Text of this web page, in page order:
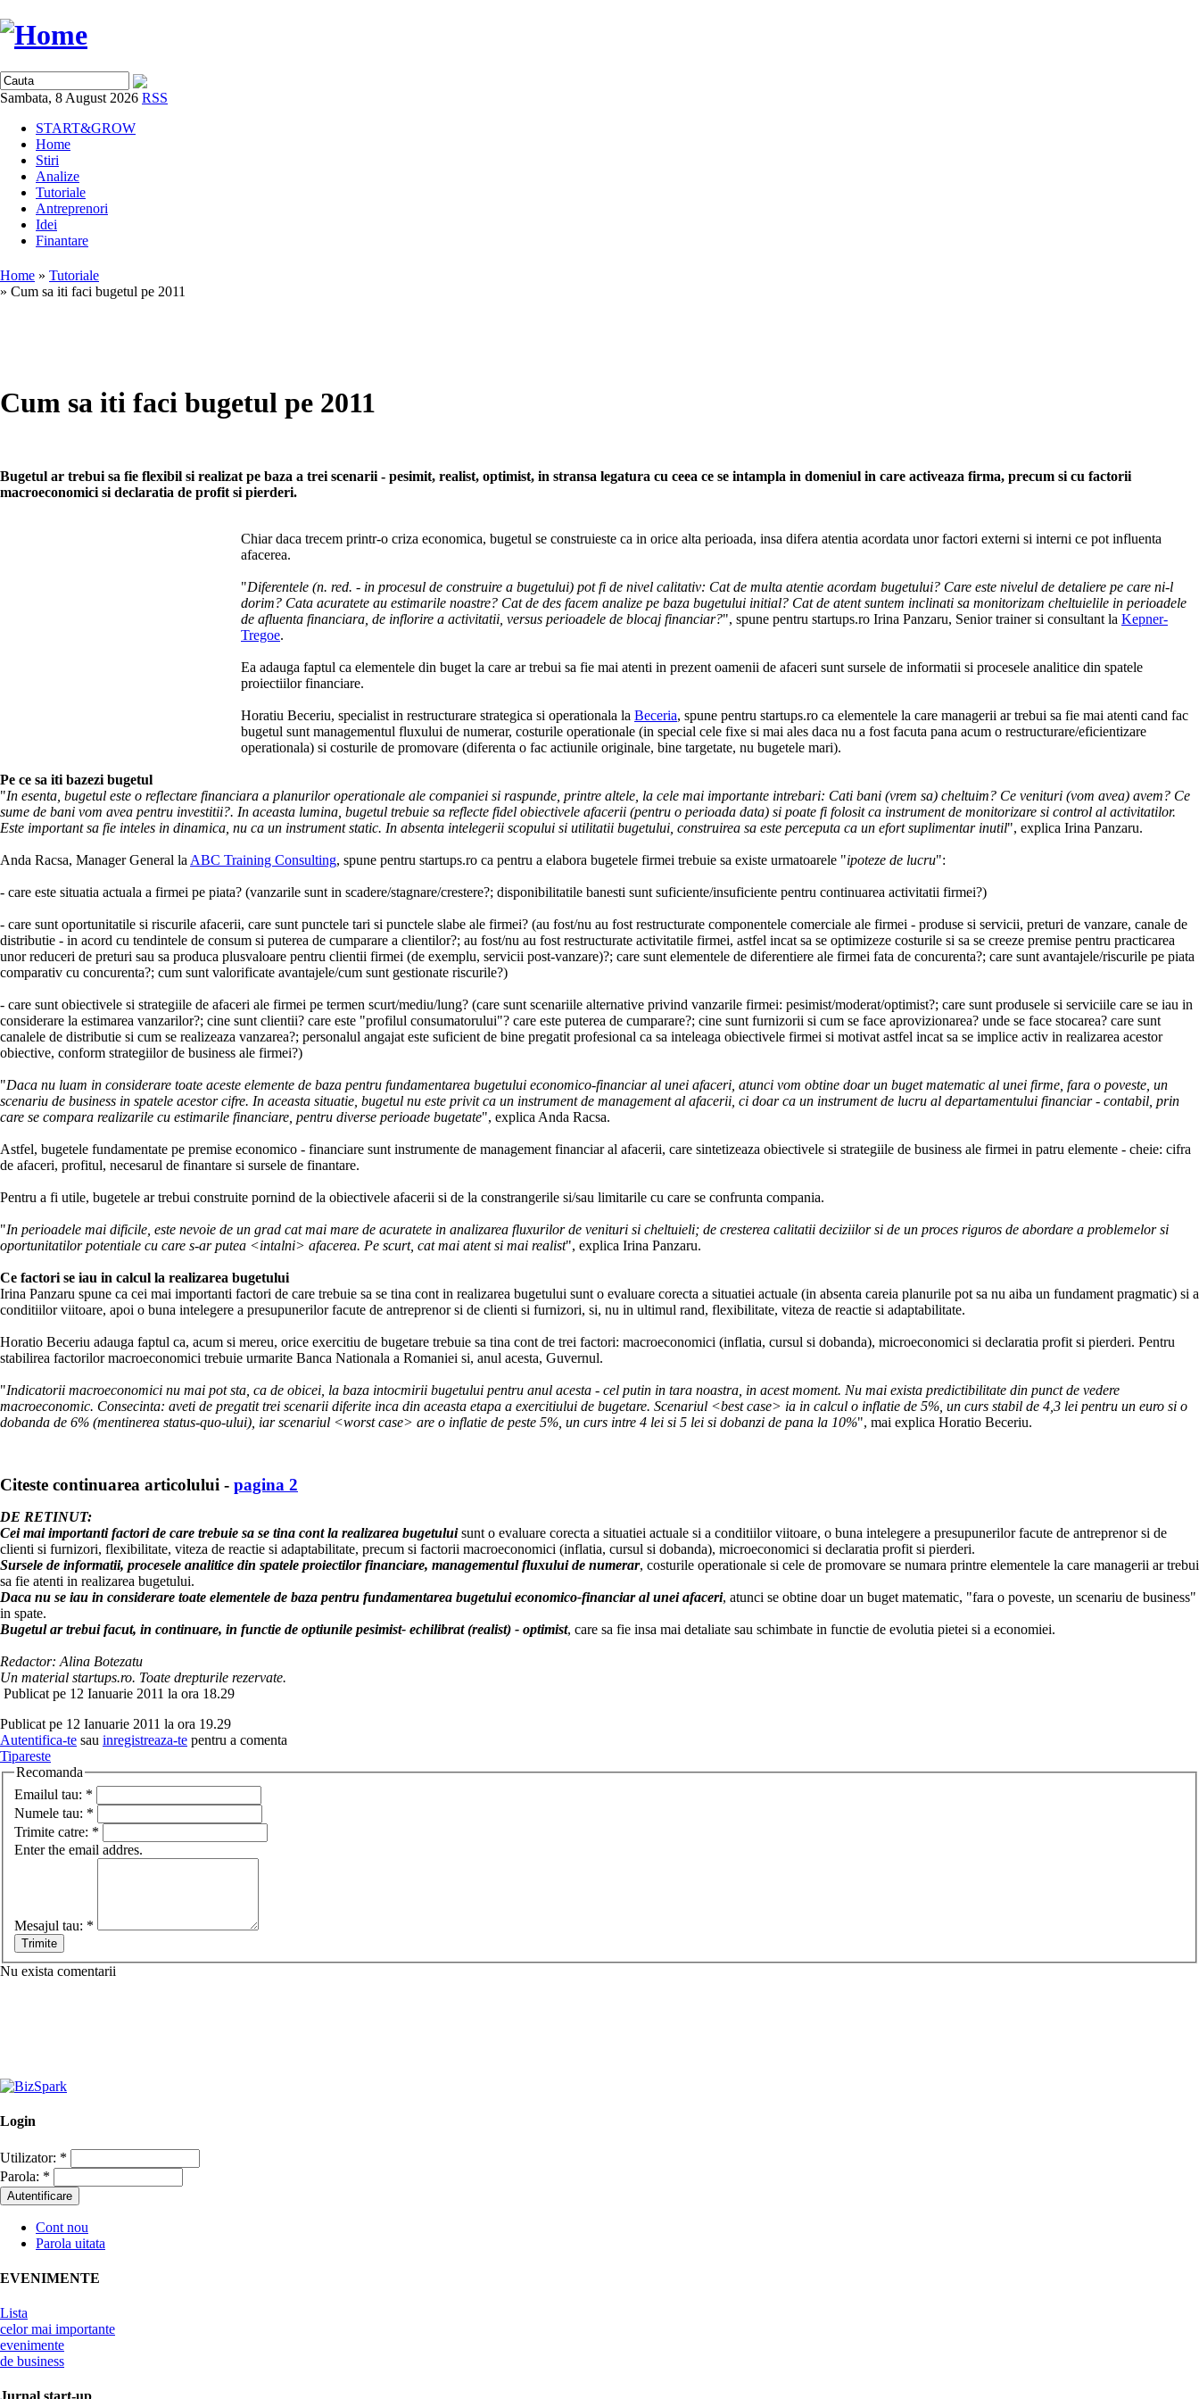
Sambata, 8 August 2026 RSS
START&GROW
Home
Stiri
Analize
Tutoriale
Antreprenori
Idei
Finantare
Home » Tutoriale
» Cum sa iti faci bugetul pe 2011
Cum sa iti faci bugetul pe 2011
Bugetul ar trebui sa fie flexibil si realizat pe baza a trei scenarii - pesimit, realist, optimist, in stransa legatura cu ceea ce se intampla in domeniul in care activeaza firma, precum si cu factorii
macroeconomici si declaratia de profit si pierderi.
Chiar daca trecem printr-o criza economica, bugetul se construieste ca in orice alta perioada, insa difera atentia acordata unor factori externi si interni ce pot influenta
afacerea.
"Diferentele (n. red. - in procesul de construire a bugetului) pot fi de nivel calitativ: Cat de multa atentie acordam bugetului? Care este nivelul de detaliere pe care ni-l
dorim? Cata acuratete au estimarile noastre? Cat de des facem analize pe baza bugetului initial? Cat de atent suntem inclinati sa monitorizam cheltuielile in perioadele
de afluenta financiara, de inflorire a activitatii, versus perioadele de blocaj financiar?", spune pentru startups.ro Irina Panzaru, Senior trainer si consultant la Kepner-
Tregoe.
Ea adauga faptul ca elementele din buget la care ar trebui sa fie mai atenti in prezent oamenii de afaceri sunt sursele de informatii si procesele analitice din spatele
proiectiilor financiare.
Horatiu Beceriu, specialist in restructurare strategica si operationala la Beceria, spune pentru startups.ro ca elementele la care managerii ar trebui sa fie mai atenti cand fac
bugetul sunt managementul fluxului de numerar, costurile operationale (in special cele fixe si mai ales daca nu a fost facuta pana acum o restructurare/eficientizare
operationala) si costurile de promovare (diferenta o fac actiunile originale, bine targetate, nu bugetele mari).
Pe ce sa iti bazezi bugetul
"In esenta, bugetul este o reflectare financiara a planurilor operationale ale companiei si raspunde, printre altele, la cele mai importante intrebari: Cati bani (vrem sa) cheltuim? Ce venituri (vom avea) avem? Ce
sume de bani vom avea pentru investitii?. In aceasta lumina, bugetul trebuie sa reflecte fidel obiectivele afacerii (pentru o perioada data) si poate fi folosit ca instrument de monitorizare si control al activitatilor.
Este important sa fie inteles in dinamica, nu ca un instrument static. In absenta intelegerii scopului si utilitatii bugetului, construirea sa este perceputa ca un efort suplimentar inutil", explica Irina Panzaru.
Anda Racsa, Manager General la ABC Training Consulting, spune pentru startups.ro ca pentru a elabora bugetele firmei trebuie sa existe urmatoarele "ipoteze de lucru":
- care este situatia actuala a firmei pe piata? (vanzarile sunt in scadere/stagnare/crestere?; disponibilitatile banesti sunt suficiente/insuficiente pentru continuarea activitatii firmei?)
- care sunt oportunitatile si riscurile afacerii, care sunt punctele tari si punctele slabe ale firmei? (au fost/nu au fost restructurate componentele comerciale ale firmei - produse si servicii, preturi de vanzare, canale de
distributie - in acord cu tendintele de consum si puterea de cumparare a clientilor?; au fost/nu au fost restructurate activitatile firmei, astfel incat sa se optimizeze costurile si sa se creeze premise pentru practicarea
unor reduceri de preturi sau sa produca plusvaloare pentru clientii firmei (de exemplu, servicii post-vanzare)?; care sunt elementele de diferentiere ale firmei fata de concurenta?; care sunt avantajele/riscurile pe piata
comparativ cu concurenta?; cum sunt valorificate avantajele/cum sunt gestionate riscurile?)
- care sunt obiectivele si strategiile de afaceri ale firmei pe termen scurt/mediu/lung? (care sunt scenariile alternative privind vanzarile firmei: pesimist/moderat/optimist?; care sunt produsele si serviciile care se iau in
considerare la estimarea vanzarilor?; cine sunt clientii? care este "profilul consumatorului"? care este puterea de cumparare?; cine sunt furnizorii si cum se face aprovizionarea? unde se face stocarea? care sunt
canalele de distributie si cum se realizeaza vanzarea?; personalul angajat este suficient de bine pregatit profesional ca sa inteleaga obiectivele firmei si motivat astfel incat sa se implice activ in realizarea acestor
obiective, conform strategiilor de business ale firmei?)
"Daca nu luam in considerare toate aceste elemente de baza pentru fundamentarea bugetului economico-financiar al unei afaceri, atunci vom obtine doar un buget matematic al unei firme, fara o poveste, un
scenariu de business in spatele acestor cifre. In aceasta situatie, bugetul nu este privit ca un instrument de management al afacerii, ci doar ca un instrument de lucru al departamentului financiar - contabil, prin
care se compara realizarile cu estimarile financiare, pentru diverse perioade bugetate", explica Anda Racsa.
Astfel, bugetele fundamentate pe premise economico - financiare sunt instrumente de management financiar al afacerii, care sintetizeaza obiectivele si strategiile de business ale firmei in patru elemente - cheie: cifra
de afaceri, profitul, necesarul de finantare si sursele de finantare.
Pentru a fi utile, bugetele ar trebui construite pornind de la obiectivele afacerii si de la constrangerile si/sau limitarile cu care se confrunta compania.
"In perioadele mai dificile, este nevoie de un grad cat mai mare de acuratete in analizarea fluxurilor de venituri si cheltuieli; de cresterea calitatii deciziilor si de un proces riguros de abordare a problemelor si
oportunitatilor potentiale cu care s-ar putea <intalni> afacerea. Pe scurt, cat mai atent si mai realist", explica Irina Panzaru.
Ce factori se iau in calcul la realizarea bugetului
Irina Panzaru spune ca cei mai importanti factori de care trebuie sa se tina cont in realizarea bugetului sunt o evaluare corecta a situatiei actuale (in absenta careia planurile pot sa nu aiba un fundament pragmatic) si a
conditiilor viitoare, apoi o buna intelegere a presupunerilor facute de antreprenor si de clienti si furnizori, si, nu in ultimul rand, flexibilitate, viteza de reactie si adaptabilitate.
Horatio Beceriu adauga faptul ca, acum si mereu, orice exercitiu de bugetare trebuie sa tina cont de trei factori: macroeconomici (inflatia, cursul si dobanda), microeconomici si declaratia profit si pierderi. Pentru
stabilirea factorilor macroeconomici trebuie urmarite Banca Nationala a Romaniei si, anul acesta, Guvernul.
"Indicatorii macroeconomici nu mai pot sta, ca de obicei, la baza intocmirii bugetului pentru anul acesta - cel putin in tara noastra, in acest moment. Nu mai exista predictibilitate din punct de vedere
macroeconomic. Consecinta: aveti de pregatit trei scenarii diferite inca din aceasta etapa a exercitiului de bugetare. Scenariul <best case> ia in calcul o inflatie de 5%, un curs stabil de 4,3 lei pentru un euro si o
dobanda de 6% (mentinerea status-quo-ului), iar scenariul <worst case> are o inflatie de peste 5%, un curs intre 4 lei si 5 lei si dobanzi de pana la 10%", mai explica Horatio Beceriu.
Citeste continuarea articolului - pagina 2
DE RETINUT:
Cei mai importanti factori de care trebuie sa se tina cont la realizarea bugetuluisunt o evaluare corecta a situatiei actuale si a conditiilor viitoare, o buna intelegere a presupunerilor facute de antreprenor si de
clienti si furnizori, flexibilitate, viteza de reactie si adaptabilitate, precum si factorii macroeconomici (inflatia, cursul si dobanda), microeconomici si declaratia profit si pierderi.
Sursele de informatii, procesele analitice din spatele proiectilor financiare, managementul fluxului de numerar, costurile operationale si cele de promovare se numara printre elementele la care managerii ar trebui
sa fie atenti in realizarea bugetului.
Daca nu se iau in considerare toate elementele de baza pentru fundamentarea bugetului economico-financiar al unei afaceri, atunci se obtine doar un buget matematic, "fara o poveste, un scenariu de business"
in spate.
Bugetul ar trebui facut, in continuare, in functie de optiunile pesimist- echilibrat (realist) - optimist, care sa fie insa mai detaliate sau schimbate in functie de evolutia pietei si a economiei.
Redactor: Alina Botezatu
Un material startups.ro. Toate drepturile rezervate.
Publicat pe 12 Ianuarie 2011 la ora 18.29
Publicat pe 12 Ianuarie 2011 la ora 19.29
Autentifica-te sau inregistreaza-te pentru a comenta
Tipareste
Recomanda
Emailul tau: *
Numele tau: *
Trimite catre: *
Enter the email addres.
Mesajul tau: *
Nu exista comentarii
Login
Utilizator: *
Parola: *
Cont nou
Parola uitata
EVENIMENTE
Lista
celor mai importante
evenimente
de business